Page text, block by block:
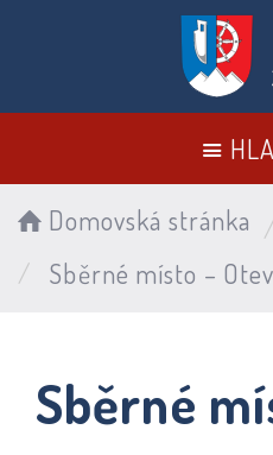
Domovská stránka
Sběrné místo – Otevřeno
Sběrné